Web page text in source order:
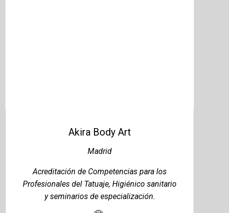
Akira Body Art
Madrid
Acreditación de Competencias para los
Profesionales del Tatuaje, Higiénico sanitario
y seminarios de especialización.